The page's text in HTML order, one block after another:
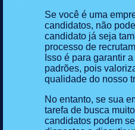
Se você é uma
candidatos, não
candidato já seja
processo de
Isso é para garantir
padrões, pois
qualidade do nosso
No entanto, se sua
tarefa de busca
candidatos podem